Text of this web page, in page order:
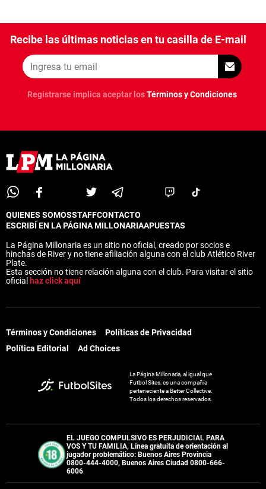
Recibe las últimas noticias en tu casilla de E-mail
Registrarse implica aceptar losTérminos y Condiciones
QUIENES SOMOSSTAFFCONTACTO
ESCRIBÍ EN LA PÁGINA MILLONARIAAPUESTAS
La Página Millonaria es un sitio no oficial, creado por socios e
hinchas de River y no tiene afiliación alguna con el club Atlético River
Plate.
Esta sección no tiene relación alguna con el club. Para visitar el sitio
oficial haz click aquí
Términos y Condiciones
Políticas de Privacidad
Política Editorial
Ad Choices
La Página Millonaria, al igual que
Futbol Sites, es una compañía
perteneciente a Better Collective.
Todos los derechos reservados.
EL JUEGO COMPULSIVO ES PERJUDICIAL PARA
VOS Y TU FAMILIA, Línea gratuita de orientación al
jugador problemático: Buenos Aires Provincia
0800-444-4000, Buenos Aires Ciudad 0800-666-
6006